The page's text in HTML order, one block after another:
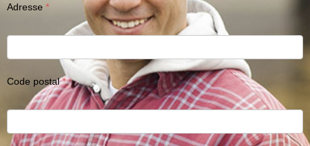
Adresse
Code postal